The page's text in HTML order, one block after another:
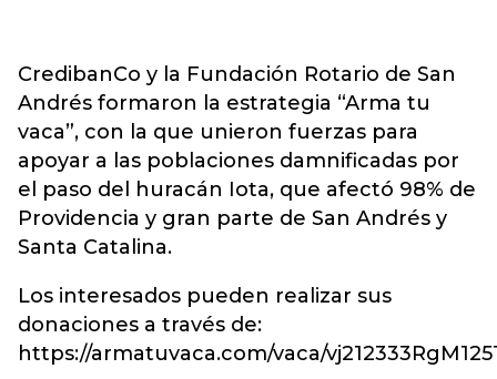
CredibanCo y la Fundación Rotario de San
Andrés formaron la estrategia “Arma tu
vaca”, con la que unieron fuerzas para
apoyar a las poblaciones damnificadas por
el paso del huracán Iota, que afectó 98% de
Providencia y gran parte de San Andrés y
Santa Catalina.
Los interesados pueden realizar sus
donaciones a través de:
https://armatuvaca.com/vaca/